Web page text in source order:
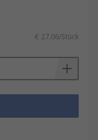
€ 27,06/Stück